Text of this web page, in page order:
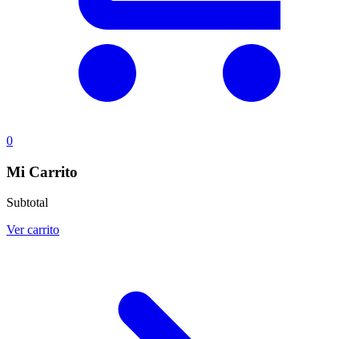
0
Mi Carrito
Subtotal
Ver carrito